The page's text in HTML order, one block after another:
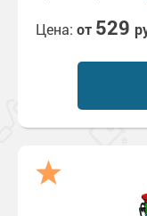
Цена: от 529